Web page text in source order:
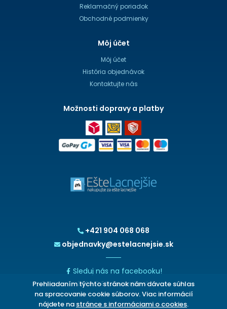
+421 904 068 068
objednavky@estelacnejsie.sk
Sleduj nás na facebooku!
2026 © EšteLacnejšie.sk
Reklamačný poriadok
Obchodné podmienky
Môj účet
Môj účet
História objednávok
Kontaktujte nás
Možnosti dopravy a platby
Prehliadaním týchto stránok nám dávate súhlas
na spracovanie cookie súborov. Viac informácií
nájdete na stránce s informáciami o cookies.